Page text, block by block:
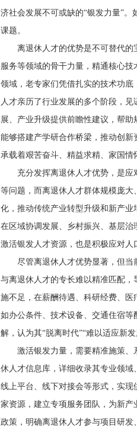
济社会发展不可或缺的“银发力量”
课题。
离退休人才的优势是不可替代的宝
服务等领域的骨干力量，精通核心
领域，老专家们凭借扎实的技术功底
人才亲历了行业发展的多个阶段，
展、产业升级提供前瞻性建议，帮
能够搭建产学研合作桥梁，推动创
承载着艰苦奋斗、精益求精、家国情
充分发挥离退休人才优势，是应对
等问题，而离退休人才群体规模庞
化，推动传统产业转型升级和新产
在区域协调发展、乡村振兴、基层
激活银发人才资源，也是积极应对人
尽管离退休人才优势显著，但当前
与离退休人才的专长难以精准匹配，
施不足，在薪酬待遇、科研经费、
如办公条件、技术设备、交通住宿
解，认为其“脱离时代”“难以适应新
激活银发力量，需要精准施策、系
休人才信息库，详细收录其专业领
线上平台、线下对接会等形式，实
家资源，建立专项服务团队，为新
政策，明确离退休人才参与项目研